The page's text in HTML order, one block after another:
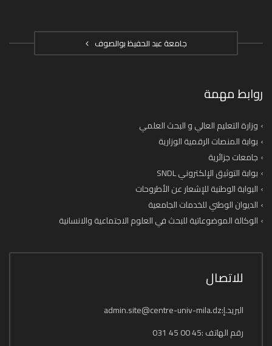
جامعة عبد الحفيظ بوالصوف
روابط مهمة
وزارة التعليم العالي و البحث العلمي
بوابة المنصات الرقمية الوزارية
جامعات جزائرية
بوابة التوثيق الإلكتروني SNDL
البوابة الوطنية للإشعار عن الأطروحات
الديوان الوطني للخدمات الجامعية
الوكالة الموضوعاتية للبحث في العلوم الاجتماعية والانسانية
للاتصال
البريد.إ:admin.site@centre-univ-mila.dz
رقم الهاتف :45 00 45 031